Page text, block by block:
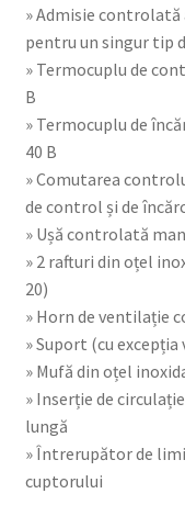
» Admisie
pentru un singur tip
» Termocuplu de
B
» Termocuplu de
40 B
» Comutarea
de control și de
» Ușă controlată
» 2 rafturi din oțel
20)
» Horn de ventilație
» Suport (cu excepția
» Mufă din oțel
» Inserție de
lungă
» Întrerupător de
cuptorului